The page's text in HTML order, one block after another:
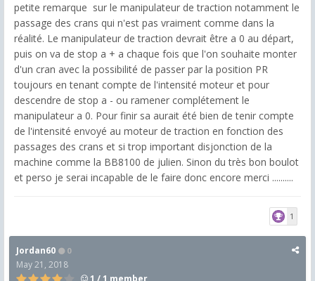
petite remarque sur le manipulateur de traction notamment le
passage des crans qui n'est pas vraiment comme dans la
réalité. Le manipulateur de traction devrait être a 0 au départ,
puis on va de stop a + a chaque fois que l'on souhaite monter
d'un cran avec la possibilité de passer par la position PR
toujours en tenant compte de l'intensité moteur et pour
descendre de stop a - ou ramener complétement le
manipulateur a 0. Pour finir sa aurait été bien de tenir compte
de l'intensité envoyé au moteur de traction en fonction des
passages des crans et si trop important disjonction de la
machine comme la BB8100 de julien. Sinon du très bon boulot
et perso je serai incapable de le faire donc encore merci ..........
1
Jordan60 0
May 21, 2018